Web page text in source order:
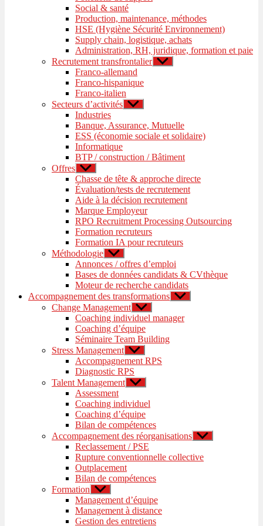
Social & santé
Production, maintenance, méthodes
HSE (Hygiène Sécurité Environnement)
Supply chain, logistique, achats
Administration, RH, juridique, formation et paie
Recrutement transfrontalier Afficher
Franco-allemand
Franco-hispanique
Franco-italien
Secteurs d’activités Afficher
sous-
menu
Industries
Banque, Assurance, Mutuelle
ESS (économie sociale et solidaire)
Informatique
BTP / construction / Bâtiment
Offres Afficher
le
sous-
menu
Chasse de tête & approche directe
Évaluation/tests de recrutement
Aide à la décision recrutement
Marque Employeur
RPO Recruitment Processing Outsourcing
Formation recruteurs
Formation IA pour recruteurs
Méthodologie Afficher
le
sous-
menu
Annonces / offres d’emploi
Bases de données candidats & CVthèque
Moteur de recherche candidats
Accompagnement des transformations Afficher
sous-
menu
Change Management Afficher
le
sous-
menu
Coaching individuel manager
Coaching d’équipe
Séminaire Team Building
Stress Management Afficher
le
sous-
menu
Accompagnement RPS
Diagnostic RPS
Talent Management Afficher
sous-
menu
Assessment
Coaching individuel
Coaching d’équipe
Bilan de compétences
Accompagnement des réorganisations Afficher
sous-
menu
Reclassement / PSE
Rupture conventionnelle collective
Outplacement
Bilan de compétences
Formation Afficher
le
sous-
menu
Management d’équipe
Management à distance
Gestion des entretiens